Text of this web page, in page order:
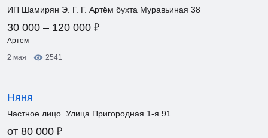
ИП Шамирян Э. Г. Г. Артём бухта Муравьиная 38
30 000 – 120 000 ₽
Артем
2 мая
2541
Няня
Частное лицо. Улица Пригородная 1-я 91
от 80 000 ₽